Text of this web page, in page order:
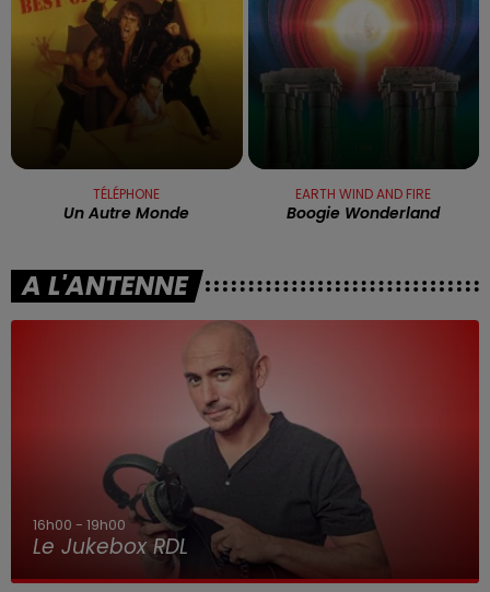
TÉLÉPHONE
Un Autre Monde
EARTH WIND AND FIRE
Boogie Wonderland
A L'ANTENNE
16h00 - 19h00
Le Jukebox RDL